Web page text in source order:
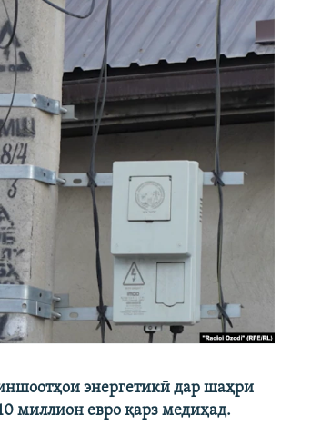
энергетикӣ дар шаҳри
миллион евро қарз медиҳад.